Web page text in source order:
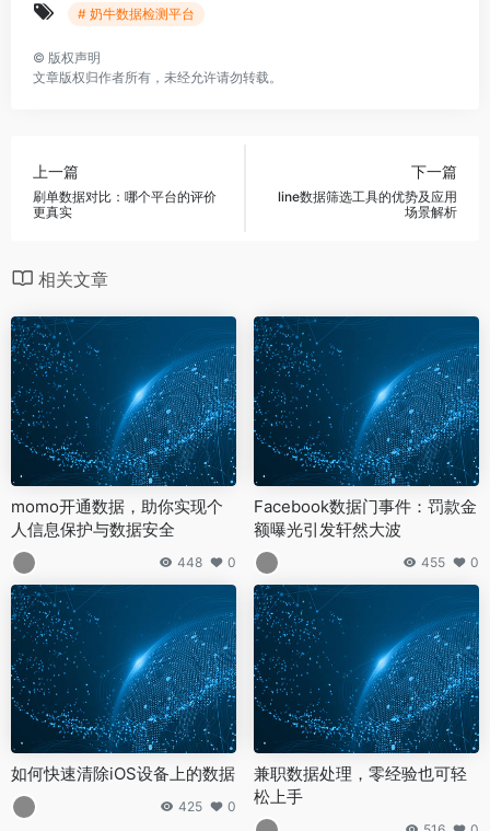
# 奶牛数据检测平台
© 版权声明
文章版权归作者所有，未经允许请勿转载。
上一篇
刷单数据对比：哪个平台的评价
更真实
下一篇
line数据筛选工具的优势及应用
场景解析
相关文章
momo开通数据，助你实现个
人信息保护与数据安全
448 0
Facebook数据门事件：罚款金
额曝光引发轩然大波
455 0
如何快速清除iOS设备上的数据
425 0
兼职数据处理，零经验也可轻
松上手